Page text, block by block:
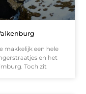
makkelijk een hele
en het
Toch zit